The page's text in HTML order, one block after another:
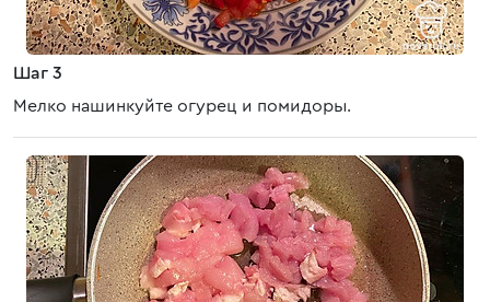
Шаг 3
Мелко нашинкуйте огурец и помидоры.